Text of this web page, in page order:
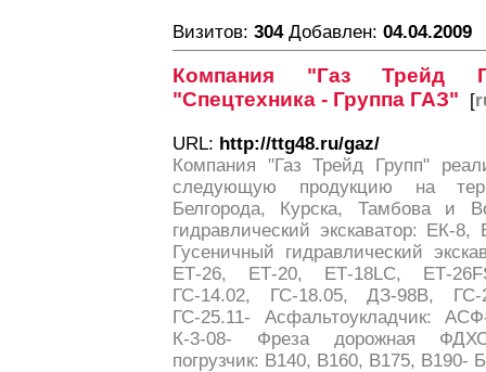
Визитов: 304Добавлен: 04.04.2009
Компания "Газ Трейд
"Спецтехника - Группа ГАЗ" [
URL: http://ttg48.ru/gaz/
Компания "Газ Трейд Групп"
следующую продукцию на
Белгорода, Курска, Тамбова и
гидравлический экскаватор: ЕК-
Гусеничный гидравлический
ЕТ-26, ЕТ-20, ЕТ-18LC, ЕТ-
ГС-14.02, ГС-18.05, ДЗ-98В, ГС-
ГС-25.11- Асфальтоукладчик:
К-3-08- Фреза дорожная
погрузчик: В140, В160, В175, В190-